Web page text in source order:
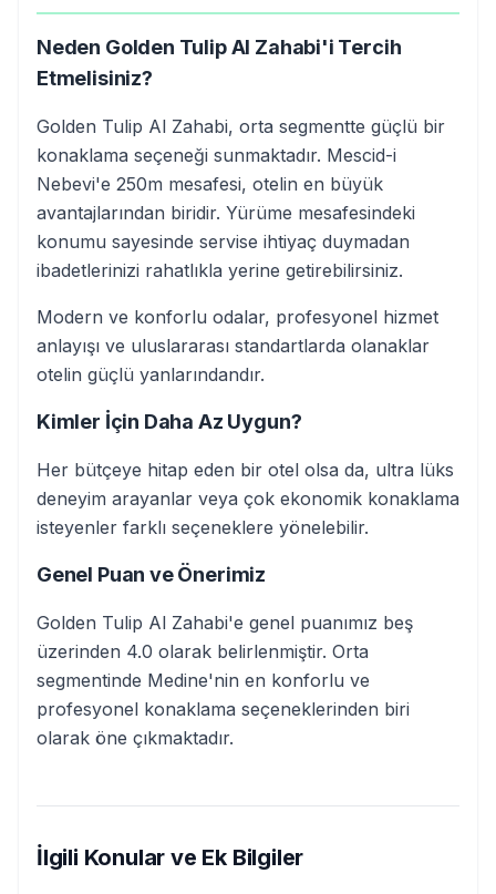
Neden Golden Tulip Al Zahabi'i Tercih
Etmelisiniz?
Golden Tulip Al Zahabi, orta segmentte güçlü bir
konaklama seçeneği sunmaktadır. Mescid-i
Nebevi'e 250m mesafesi, otelin en büyük
avantajlarından biridir. Yürüme mesafesindeki
konumu sayesinde servise ihtiyaç duymadan
ibadetlerinizi rahatlıkla yerine getirebilirsiniz.
Modern ve konforlu odalar, profesyonel hizmet
anlayışı ve uluslararası standartlarda olanaklar
otelin güçlü yanlarındandır.
Kimler İçin Daha Az Uygun?
Her bütçeye hitap eden bir otel olsa da, ultra lüks
deneyim arayanlar veya çok ekonomik konaklama
isteyenler farklı seçeneklere yönelebilir.
Genel Puan ve Önerimiz
Golden Tulip Al Zahabi'e genel puanımız beş
üzerinden 4.0 olarak belirlenmiştir. Orta
segmentinde Medine'nin en konforlu ve
profesyonel konaklama seçeneklerinden biri
olarak öne çıkmaktadır.
İlgili Konular ve Ek Bilgiler